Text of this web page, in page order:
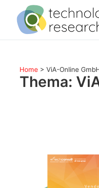
Home > ViA-Online
Thema: